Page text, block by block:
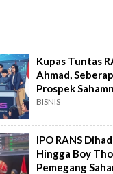
Kupas Tuntas
Ahmad,
Prospek
BISNIS
IPO RANS
Hingga Boy
Pemegang